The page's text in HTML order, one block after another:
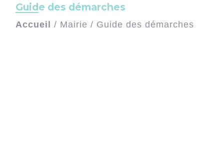
Guide des démarches
Accueil / Mairie / Guide des démarches